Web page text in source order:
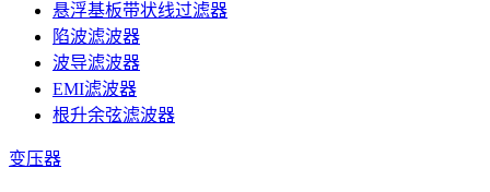
悬浮基板带状线过滤器
陷波滤波器
波导滤波器
EMI滤波器
根升余弦滤波器
变压器